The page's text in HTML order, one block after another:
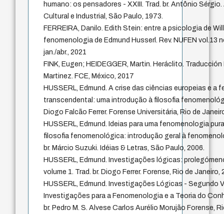
humano: os pensadores - XXIII. Trad. br. Antônio Sérgio.
Cultural e Industrial, São Paulo, 1973.
FERREIRA, Danilo. Edith Stein: entre a psicologia de
fenomenologia de Edmund Husserl. Rev. NUFEN vol.13
jan./abr., 2021
FINK, Eugen; HEIDEGGER, Martin. Heráclito.
Martinez. FCE, México, 2017
HUSSERL, Edmund. A crise das ciências europeias e a
transcendental: uma introdução à filosofia
Diogo Falcão Ferrer. Forense Universitária, Rio de
HUSSERL, Edmund. Ideias para uma fenomenologia
filosofia fenomenológica: introdução geral à
br. Márcio Suzuki. Idéias & Letras, São Paulo, 2006.
HUSSERL, Edmund. Investigações lógicas:
volume 1. Trad. br. Diogo Ferrer. Forense, Rio de Janeiro,
HUSSERL, Edmund. Investigações Lógicas - Segundo
Investigações para a Fenomenologia e a Teoria do
br. Pedro M. S. Alvese Carlos Aurélio Morujão Forense,